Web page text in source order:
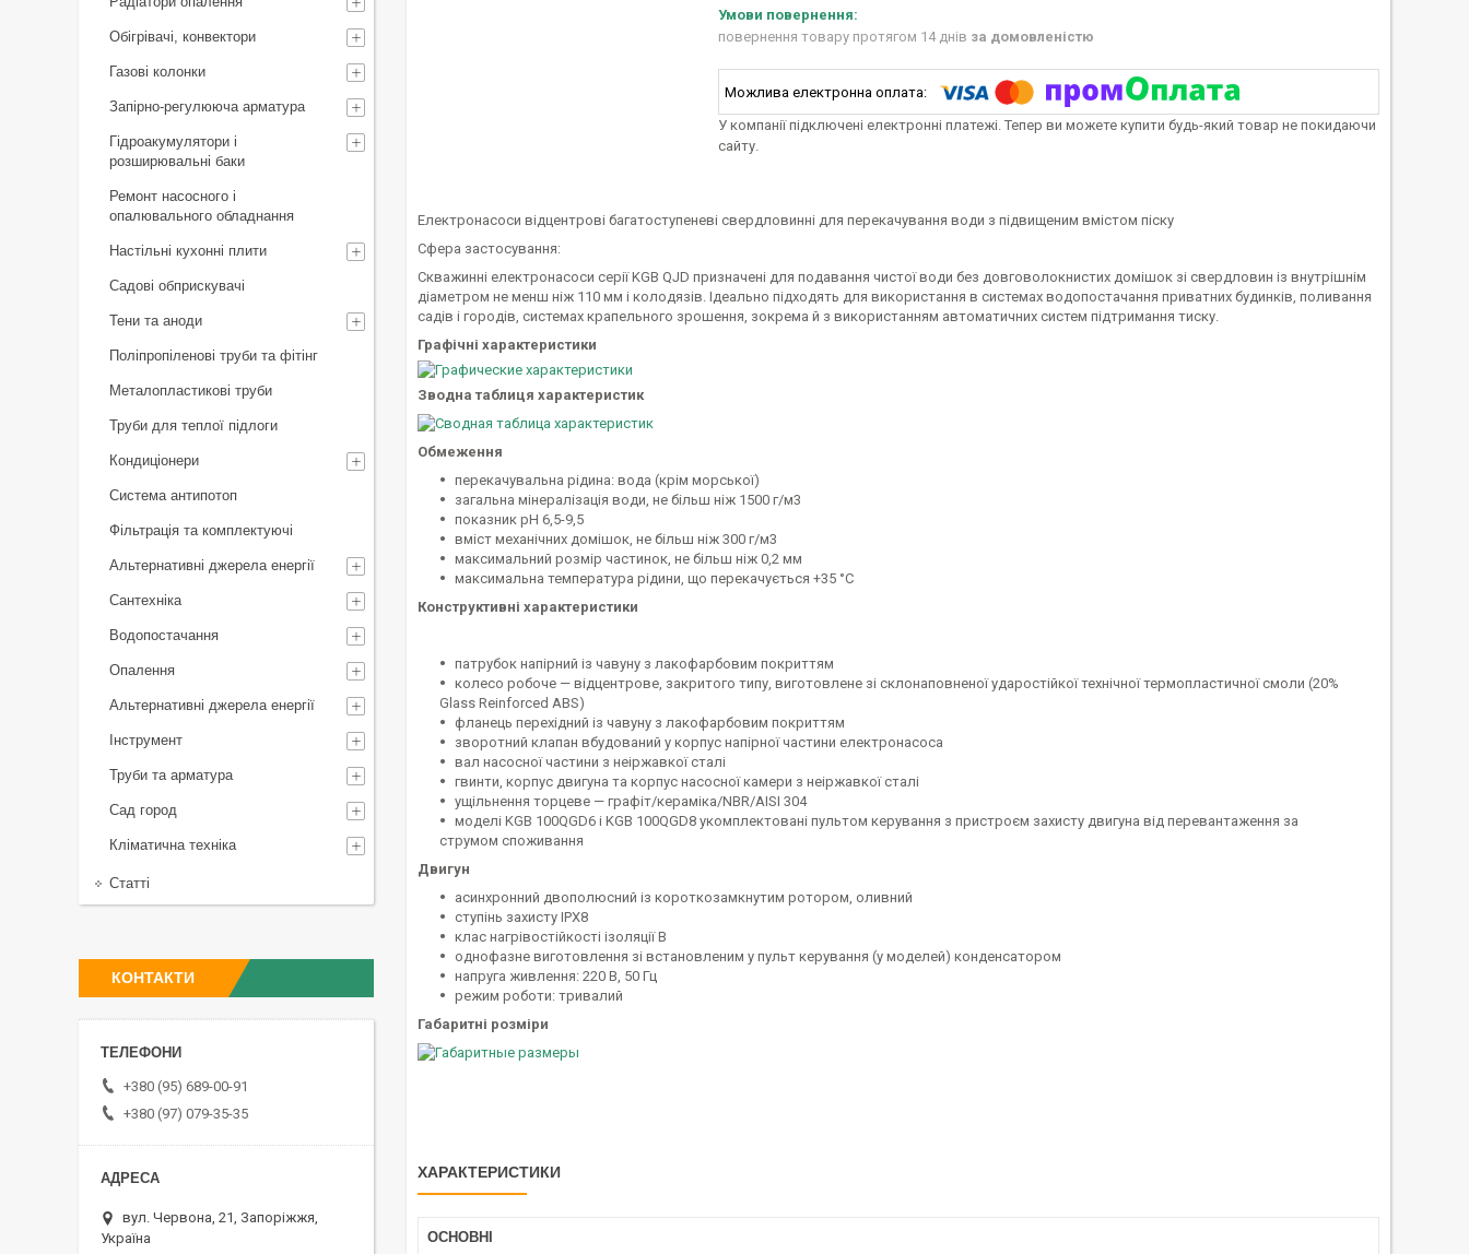
повернення товару протягом 14 днів за домовленістю
У компанії підключені електронні платежі. Тепер ви можете купити будь-який товар не покидаючи
сайту.
Електронасоси відцентрові багатоступеневі свердловинні для перекачування води з підвищеним вмістом піску
Сфера застосування:
Скважинні електронасоси серії KGB QJD призначені для подавання чистої води без довговолокнистих домішок зі свердловин із внутрішнім
діаметром не менш ніж 110 мм і колодязів. Ідеально підходять для використання в системах водопостачання приватних будинків, поливання
садів і городів, системах крапельного зрошення, зокрема й з використанням автоматичних систем підтримання тиску.
Графічні характеристики
Зводна таблиця характеристик
Обмеження
перекачувальна рідина: вода (крім морської)
загальна мінералізація води, не більш ніж 1500 г/м3
показник pH 6,5-9,5
вміст механічних домішок, не більш ніж 300 г/м3
максимальний розмір частинок, не більш ніж 0,2 мм
максимальна температура рідини, що перекачується +35 °C
Конструктивні характеристики
патрубок напірний із чавуну з лакофарбовим покриттям
колесо робоче — відцентрове, закритого типу, виготовлене зі склонаповненої ударостійкої технічної термопластичної смоли (20%
Glass Reinforced ABS)
фланець перехідний із чавуну з лакофарбовим покриттям
зворотний клапан вбудований у корпус напірної частини електронасоса
вал насосної частини з неіржавкої сталі
гвинти, корпус двигуна та корпус насосної камери з неіржавкої сталі
ущільнення торцеве — графіт/кераміка/NBR/AISI 304
моделі KGB 100QGD6 і KGB 100QGD8 укомплектовані пультом керування з пристроєм захисту двигуна від перевантаження за
струмом споживання
Двигун
асинхронний двополюсний із короткозамкнутим ротором, оливний
ступінь захисту IPX8
клас нагрівостійкості ізоляції В
однофазне виготовлення зі встановленим у пульт керування (у моделей) конденсатором
напруга живлення: 220 В, 50 Гц
режим роботи: тривалий
Габаритні розміри
ХАРАКТЕРИСТИКИ
ОСНОВНІ
Обігрівачі, конвектори
Газові колонки
Запірно-регулююча арматура
Гідроакумулятори і
розширювальні баки
Ремонт насосного і
опалювального обладнання
Настільні кухонні плити
Садові обприскувачі
Тени та аноди
Поліпропіленові труби та фітінг
Металопластикові труби
Труби для теплої підлоги
Кондиціонери
Система антипотоп
Фільтрація та комплектуючі
Альтернативні джерела енергії
Сантехніка
Водопостачання
Опалення
Альтернативні джерела енергії
Інструмент
Труби та арматура
Сад город
Кліматична техніка
Статті
КОНТАКТИ
+380 (95) 689-00-91
+380 (97) 079-35-35
вул. Червона, 21, Запоріжжя,
Україна